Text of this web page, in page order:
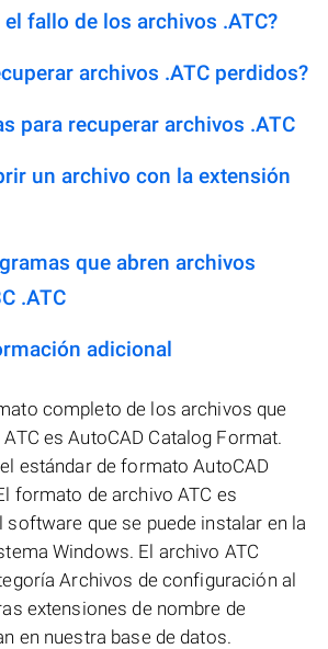
fallo de los archivos .ATC?
archivos .ATC perdidos?
para recuperar archivos .ATC
un archivo con la extensión
que abren archivos
.ATC
adicional
completo de los archivos que
es AutoCAD Catalog Format.
estándar de formato AutoCAD
formato de archivo ATC es
que se puede instalar en la
Windows. El archivo ATC
Archivos de configuración al
extensiones de nombre de
en nuestra base de datos.